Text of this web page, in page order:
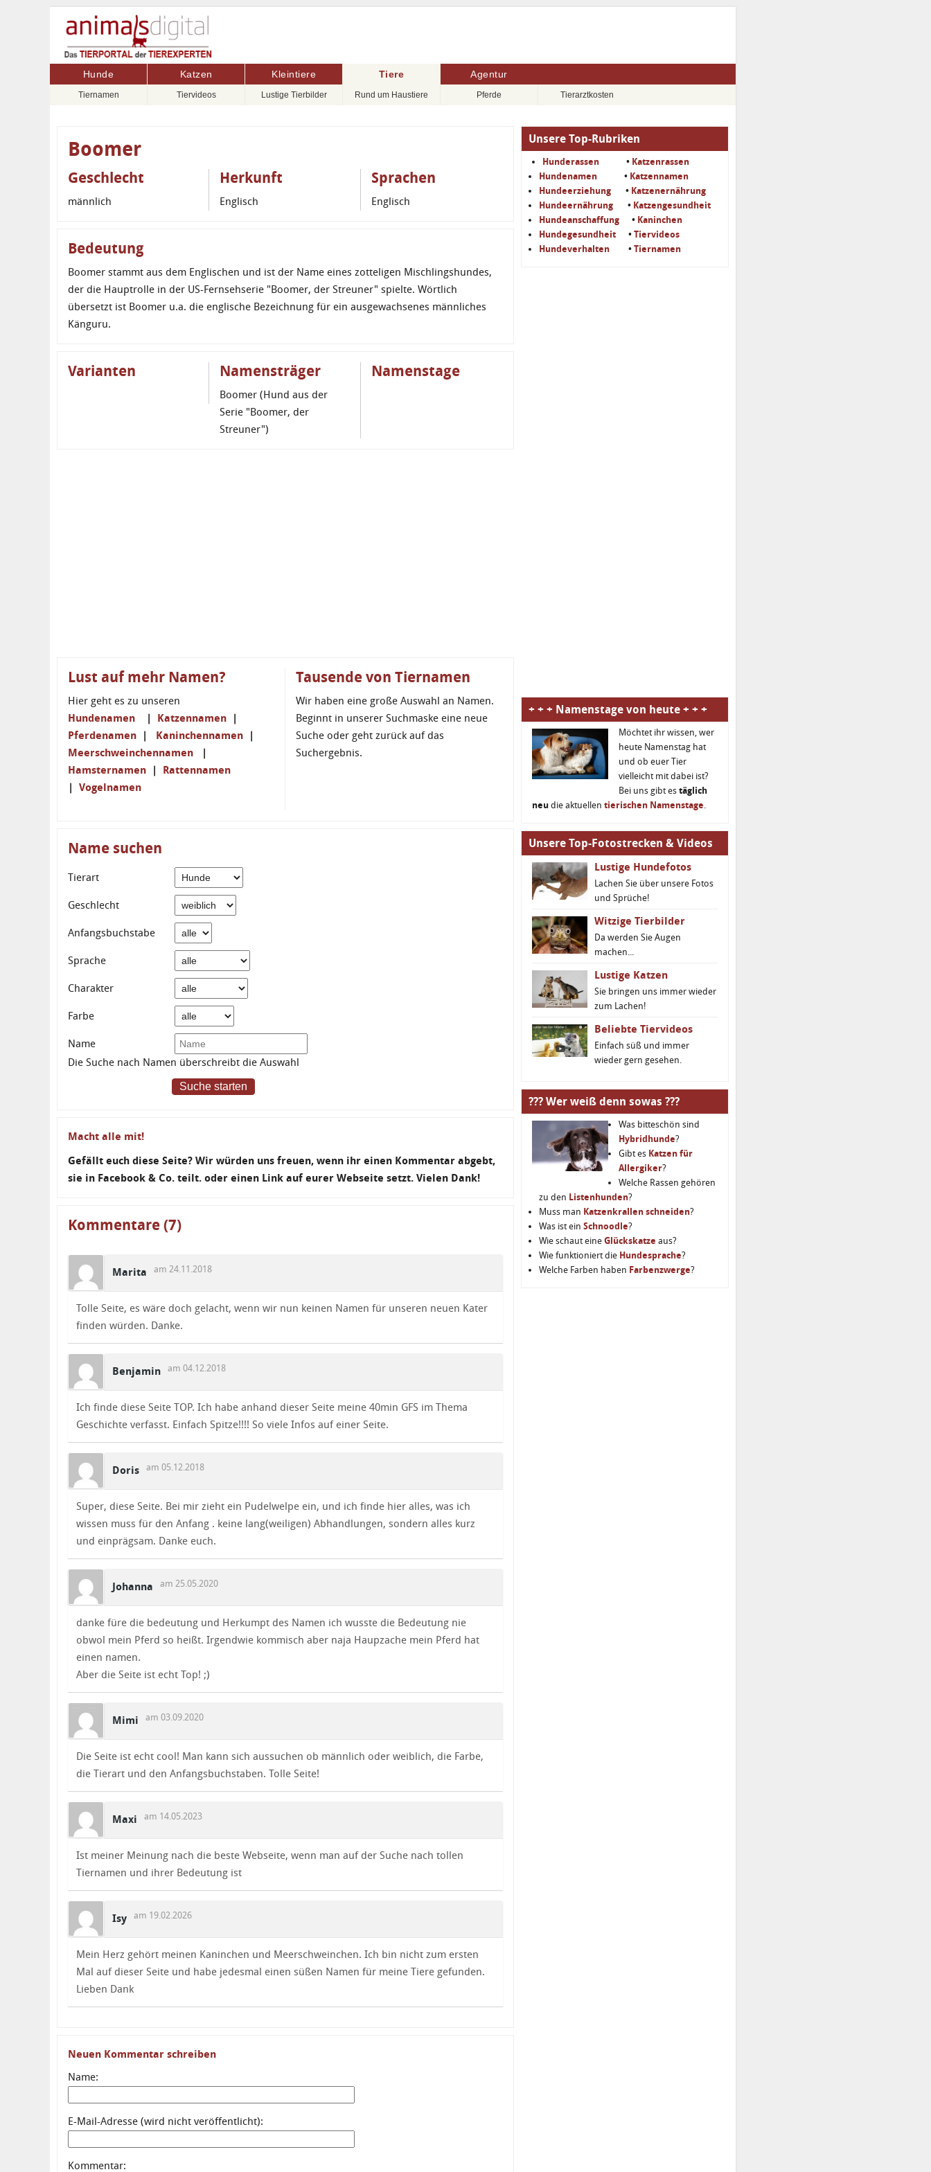
Hunde Katzen Kleintiere Tiere
Tiernamen Tiervideos Lustige Tierbilder Rund um Haustiere Pferde Tierarztkosten
Agentur
Boomer
Geschlecht
männlich
Herkunft
Englisch
Sprachen
Englisch
Bedeutung
Boomer stammt aus dem Englischen und ist der Name eines zotteligen Mischlingshundes,
der die Hauptrolle in der US-Fernsehserie "Boomer, der Streuner" spielte. Wörtlich
übersetzt ist Boomer u.a. die englische Bezeichnung für ein ausgewachsenes männliches
Känguru.
Varianten Namensträger
Boomer (Hund aus der
Serie "Boomer, der
Streuner")
Namenstage
Lust auf mehr Namen?
Hier geht es zu unseren
Hundenamen | Katzennamen |
Pferdenamen | Kaninchennamen |
Meerschweinchennamen |
Hamsternamen | Rattennamen
| Vogelnamen
Tausende von Tiernamen
Wir haben eine große Auswahl an Namen.
Beginnt in unserer Suchmaske eine neue
Suche oder geht zurück auf das
Suchergebnis.
Name suchen
Tierart
Geschlecht
Anfangsbuchstabe
Sprache
Charakter
Farbe
Name
Die Suche nach Namen überschreibt die Auswahl
Suche starten
Macht alle mit!
Gefällt euch diese Seite? Wir würden uns freuen, wenn ihr einen Kommentar abgebt,
sie in Facebook & Co. teilt. oder einen Link auf eurer Webseite setzt. Vielen Dank!
Kommentare (7)
Marita am 24.11.2018
Tolle Seite, es wäre doch gelacht, wenn wir nun keinen Namen für unseren neuen Kater
finden würden. Danke.
Benjamin am 04.12.2018
Ich finde diese Seite TOP. Ich habe anhand dieser Seite meine 40min GFS im Thema
Geschichte verfasst. Einfach Spitze!!!! So viele Infos auf einer Seite.
Doris am 05.12.2018
Super, diese Seite. Bei mir zieht ein Pudelwelpe ein, und ich finde hier alles, was ich
wissen muss für den Anfang . keine lang(weiligen) Abhandlungen, sondern alles kurz
und einprägsam. Danke euch.
Johanna am 25.05.2020
danke füre die bedeutung und Herkumpt des Namen ich wusste die Bedeutung nie
obwol mein Pferd so heißt. Irgendwie kommisch aber naja Haupzache mein Pferd hat
einen namen.
Aber die Seite ist echt Top! ;)
Mimi am 03.09.2020
Die Seite ist echt cool! Man kann sich aussuchen ob männlich oder weiblich, die Farbe,
die Tierart und den Anfangsbuchstaben. Tolle Seite!
Maxi am 14.05.2023
Ist meiner Meinung nach die beste Webseite, wenn man auf der Suche nach tollen
Tiernamen und ihrer Bedeutung ist
Isy am 19.02.2026
Mein Herz gehört meinen Kaninchen und Meerschweinchen. Ich bin nicht zum ersten
Mal auf dieser Seite und habe jedesmal einen süßen Namen für meine Tiere gefunden.
Lieben Dank
Neuen Kommentar schreiben
Name:
E-Mail-Adresse (wird nicht veröffentlicht):
Kommentar:
Unsere Top-Rubriken
Hunderassen • Katzenrassen
Hundenamen
• Katzennamen
Hundeerziehung • Katzenernährung
Hundeernährung • Katzengesundheit
Hundeanschaffung • Kaninchen
Hundegesundheit • Tiervideos
Hundeverhalten • Tiernamen
+ + + Namenstage von heute + + +
Möchtet ihr wissen, wer
heute Namenstag hat
und ob euer Tier
vielleicht mit dabei ist?
Bei uns gibt es täglich
neu die aktuellen tierischen Namenstage.
Unsere Top-Fotostrecken & Videos
Lustige Hundefotos
Lachen Sie über unsere Fotos
und Sprüche!
Witzige Tierbilder
Da werden Sie Augen
machen...
Lustige Katzen
Sie bringen uns immer wieder
zum Lachen!
Beliebte Tiervideos
Einfach süß und immer
wieder gern gesehen.
??? Wer weiß denn sowas ???
Was bitteschön sind
Hybridhunde?
Gibt es Katzen für
Allergiker?
Welche Rassen gehören
zu den Listenhunden?
Muss man Katzenkrallen schneiden?
Was ist ein Schnoodle?
Wie schaut eine Glückskatze aus?
Wie funktioniert die Hundesprache?
Welche Farben haben Farbenzwerge?